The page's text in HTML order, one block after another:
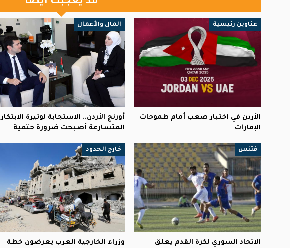
عناوين رئيسية
الأردن في اختبار صعب أمام طموحات
الإمارات
المال والأعمال
أورنج الأردن.. الاستجابة لوتيرة الابتكار
المتسارعة أصبحت ضرورة حتمية
فتنس
الاتحاد السوري لكرة القدم يعلق
خارج الحدود
وزراء الخارجية العرب يعرضون خطة